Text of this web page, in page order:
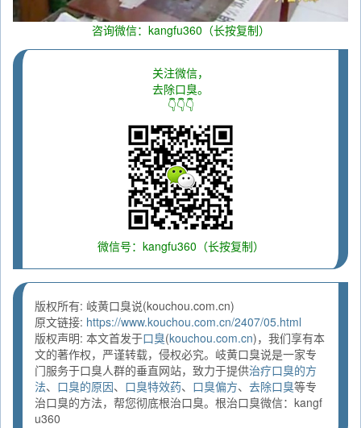
咨询微信：kangfu360（长按复制）
关注微信，
去除口臭。
👇👇👇
微信号：kangfu360（长按复制）
版权所有: 岐黄口臭说(kouchou.com.cn)
原文链接: https://www.kouchou.com.cn/2407/05.html
版权声明: 本文首发于口臭(kouchou.com.cn)，我们享有本
文的著作权，严谨转载，侵权必究。岐黄口臭说是一家专
门服务于口臭人群的垂直网站，致力于提供治疗口臭的方
法、 口臭的原因、 口臭特效药、 口臭偏方、 去除口臭等专
治口臭的方法，帮您彻底根治口臭。根治口臭微信：kangf
u360